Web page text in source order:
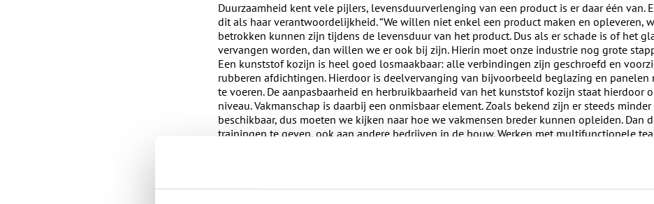
Duurzaamheid kent vele pijlers, levensduurverlenging van een product is er daar één van.
dit als haar verantwoordelijkheid. “We willen niet enkel een product maken en opleveren,
betrokken kunnen zijn tijdens de levensduur van het product. Dus als er schade is of het
vervangen worden, dan willen we er ook bij zijn. Hierin moet onze industrie nog grote
Een kunststof kozijn is heel goed losmaakbaar: alle verbindingen zijn geschroefd en
rubberen afdichtingen. Hierdoor is deelvervanging van bijvoorbeeld beglazing en
te voeren. De aanpasbaarheid en herbruikbaarheid van het kunststof kozijn staat hierdoor
niveau. Vakmanschap is daarbij een onmisbaar element. Zoals bekend zijn er steeds
beschikbaar, dus moeten we kijken naar hoe we vakmensen breder kunnen opleiden. Dan
trainingen te geven, ook aan andere bedrijven in de bouw. Werken met multifunctionele
verantwoordelijkheid om onze achterwaartse keten mee te nemen in deze reis. Ook wij